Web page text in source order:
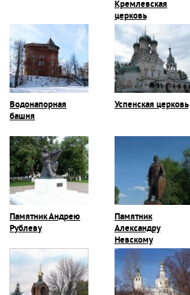
Кремлевская
церковь
Водонапорная
башня
Успенская церковь
Памятник Андрею
Рублеву
Памятник
Александру
Невскому